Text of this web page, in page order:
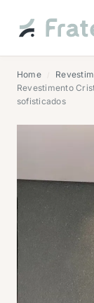
Home
Revestimento
sofisticados